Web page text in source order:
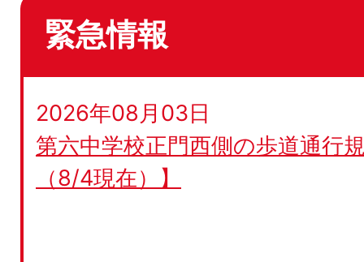
緊急情報
2026年08月03日
第六中学校正門西側の歩道通行
（8/4現在）】